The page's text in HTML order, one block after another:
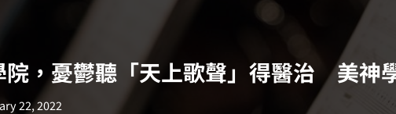
院，憂鬱聽「天上歌聲」得醫治 美神
22, 2022